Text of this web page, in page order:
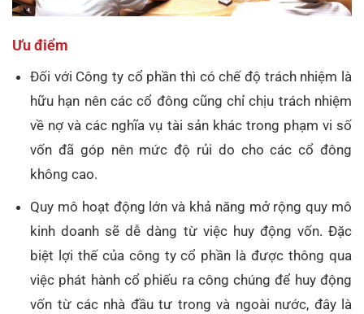
Ưu điểm
Đối với Công ty cổ phần thì có chế độ trách nhiệm là
hữu hạn nên các cổ đông cũng chỉ chịu trách nhiệm
về nợ và các nghĩa vụ tài sản khác trong phạm vi số
vốn đã góp nên mức độ rủi do cho các cổ đông
không cao.
Quy mô hoạt động lớn và khả năng mở rộng quy mô
kinh doanh sẽ dễ dàng từ việc huy động vốn. Đặc
biệt lợi thế của công ty cổ phần là được thông qua
việc phát hành cổ phiếu ra công chúng để huy động
vốn từ các nhà đầu tư trong và ngoài nước, đây là